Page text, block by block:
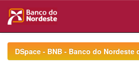
navigationDSpace - BNB - Banco do Nordeste